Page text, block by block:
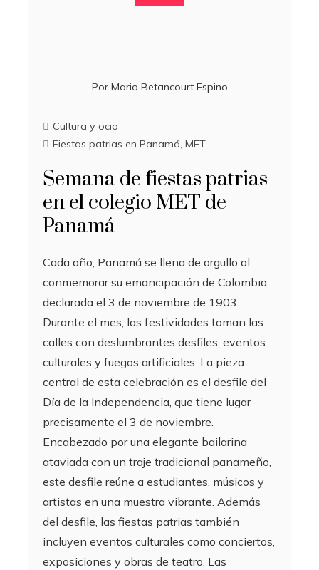
Por Mario Betancourt Espino
Cultura y ocio
Fiestas patrias en Panamá, MET
Semana de fiestas patrias
en el colegio MET de
Panamá
Cada año, Panamá se llena de orgullo al
conmemorar su emancipación de Colombia,
declarada el 3 de noviembre de 1903.
Durante el mes, las festividades toman las
calles con deslumbrantes desfiles, eventos
culturales y fuegos artificiales. La pieza
central de esta celebración es el desfile del
Día de la Independencia, que tiene lugar
precisamente el 3 de noviembre.
Encabezado por una elegante bailarina
ataviada con un traje tradicional panameño,
este desfile reúne a estudiantes, músicos y
artistas en una muestra vibrante. Además
del desfile, las fiestas patrias también
incluyen eventos culturales como conciertos,
exposiciones y obras de teatro. Las